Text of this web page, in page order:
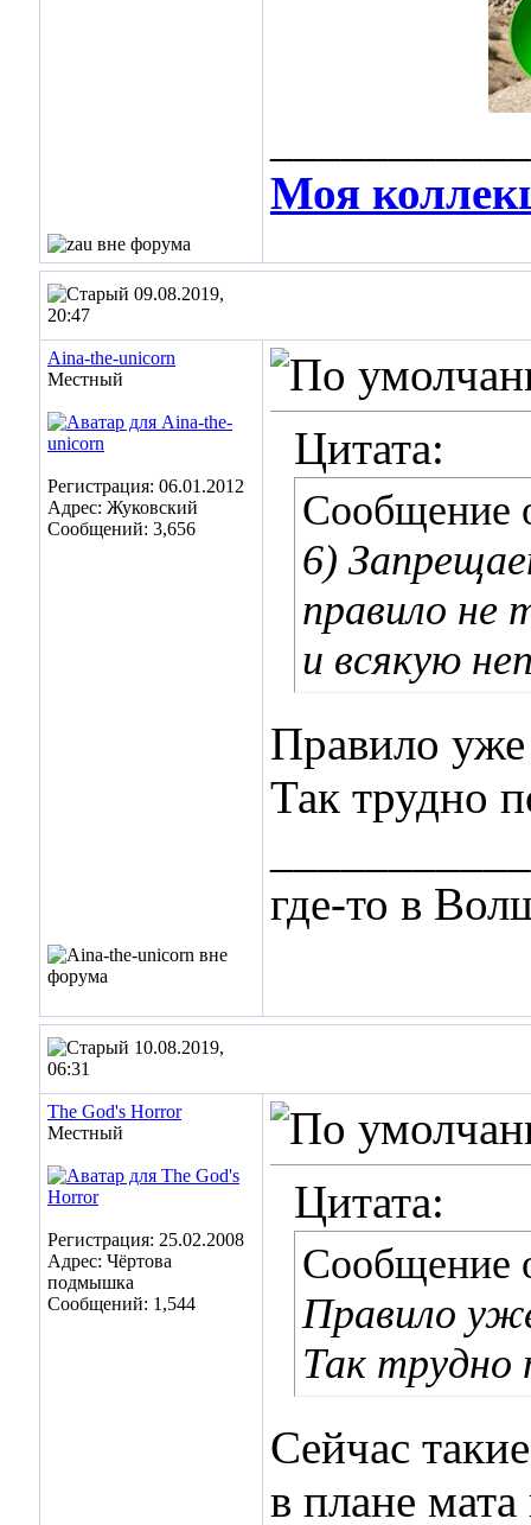
Моя
09.08.2019,
20:47
Aina-the-unicorn
Местный
Регистрация: 06.01.2012
Адрес: Жуковский
Сообщений: 3,656
Цитата:
Сообщение
6)
правило не
и всякую
Правило
Так трудно
где-то в
10.08.2019,
06:31
The God's Horror
Местный
Регистрация: 25.02.2008
Адрес: Чёртова
подмышка
Сообщений: 1,544
Цитата:
Сообщение
Правило
Так
Сейчас
в плане